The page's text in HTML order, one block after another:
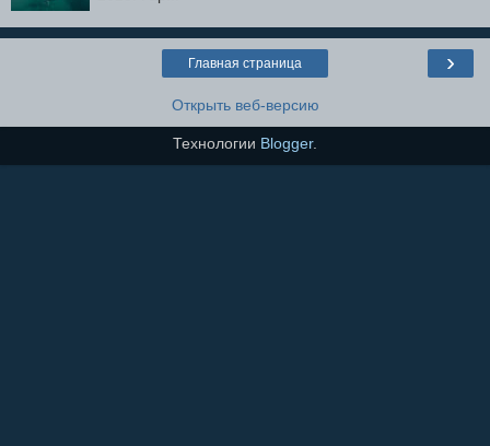
›
Главная страница
Открыть веб-версию
Технологии Blogger.